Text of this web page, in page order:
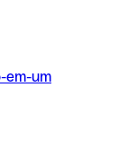
em-um